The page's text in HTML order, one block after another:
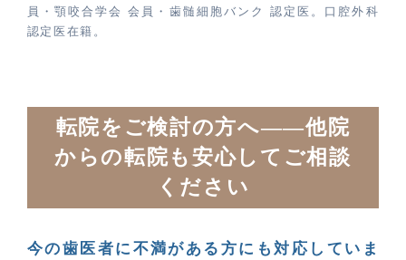
員・顎咬合学会 会員・歯髄細胞バンク 認定医。口腔外科
認定医在籍。
転院をご検討の方へ——他院
からの転院も安心してご相談
ください
今の歯医者に不満がある方にも対応していま